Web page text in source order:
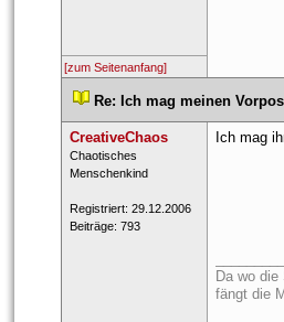
[zum Seitenanfang]
Re: Ich mag meinen
CreativeChao
​Chaotisches
Menschenkind
Registriert: 29.12.2006
Beiträge: 793
Ich mag
Da wo die
fängt die